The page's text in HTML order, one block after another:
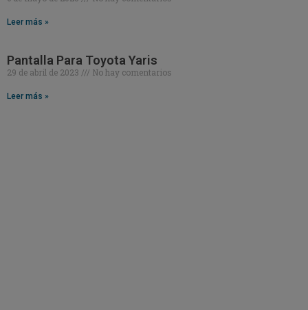
Leer más »
Pantalla Para Toyota Yaris
29 de abril de 2023 No hay comentarios
Leer más »